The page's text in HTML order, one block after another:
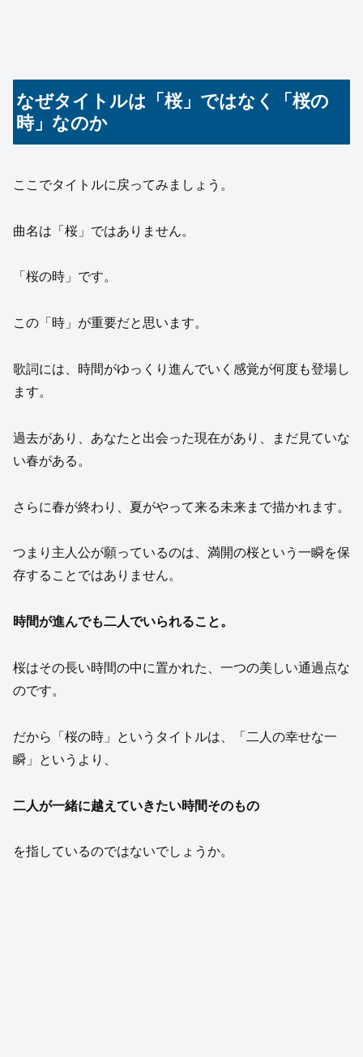
なぜタイトルは「桜」ではなく「桜の
時」なのか
ここでタイトルに戻ってみましょう。
曲名は「桜」ではありません。
「桜の時」です。
この「時」が重要だと思います。
歌詞には、時間がゆっくり進んでいく感覚が何度も登場し
ます。
過去があり、あなたと出会った現在があり、まだ見ていな
い春がある。
さらに春が終わり、夏がやって来る未来まで描かれます。
つまり主人公が願っているのは、満開の桜という一瞬を保
存することではありません。
時間が進んでも二人でいられること。
桜はその長い時間の中に置かれた、一つの美しい通過点な
のです。
だから「桜の時」というタイトルは、「二人の幸せな一
瞬」というより、
二人が一緒に越えていきたい時間そのもの
を指しているのではないでしょうか。